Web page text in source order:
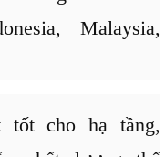
Malaysia,
tốt cho hạ tầng,